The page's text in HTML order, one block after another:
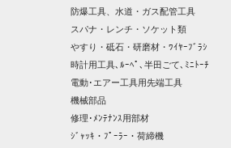
防爆工具、水道・ガス配管工具
スパナ・レンチ・ソケット類
やすり・砥石・研磨材・ﾜｲﾔｰﾌﾞﾗｼ
時計用工具､ﾙｰﾍﾟ､半田ごて､ﾐﾆﾄｰﾁ
電動･エアー工具用先端工具
機械部品
修理･ﾒﾝﾃﾅﾝｽ用部材
ｼﾞｬｯｷ・ﾌﾟｰﾗｰ・荷締機